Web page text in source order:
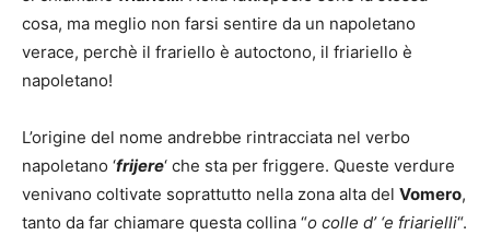
cosa, ma meglio non farsi sentire da un napoletano
verace, perchè il frariello è autoctono, il friariello è
napoletano!
L’origine del nome andrebbe rintracciata nel verbo
napoletano ‘frijere‘ che sta per friggere. Queste verdure
venivano coltivate soprattutto nella zona alta del Vomero,
tanto da far chiamare questa collina “o colle d’ ‘e friarielli“.